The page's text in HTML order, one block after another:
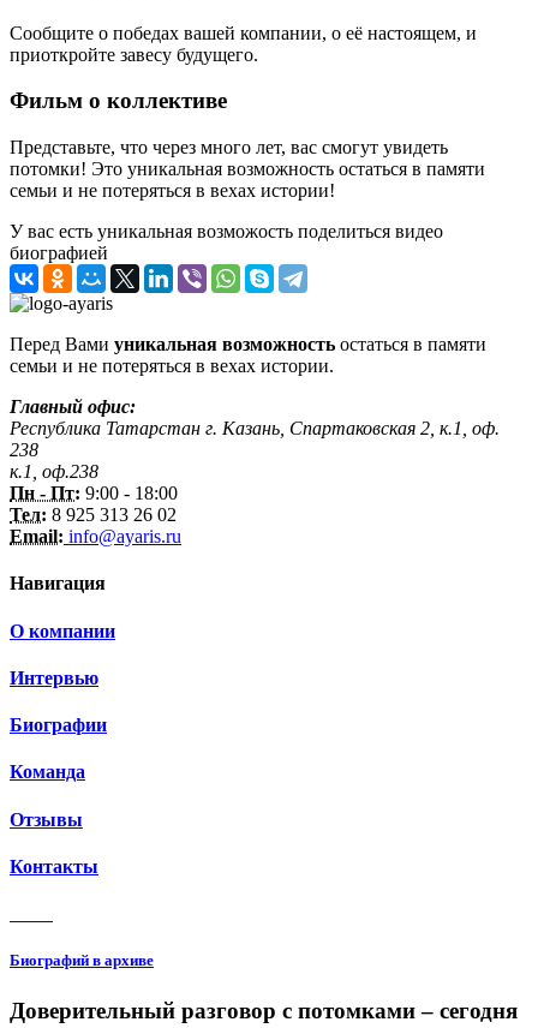
Сообщите о победах вашей компании, о её настоящем, и
приоткройте завесу будущего.
Фильм о коллективе
Представьте, что через много лет, вас смогут увидеть
потомки! Это уникальная возможность остаться в памяти
семьи и не потеряться в вехах истории!
У вас есть уникальная возможость поделиться видео
биографией
Перед Вами уникальная возможность остаться в памяти
семьи и не потеряться в вехах истории.
Главный офис:
Республика Татарстан г. Казань, Спартаковская 2, к.1, оф.
238
к.1, оф.238
Пн - Пт: 9:00 - 18:00
Тел: 8 925 313 26 02
Email: info@ayaris.ru
Навигация
О компании
Интервью
Биографии
Команда
Отзывы
Контакты
Биографий в архиве
Доверительный разговор с потомками – сегодня